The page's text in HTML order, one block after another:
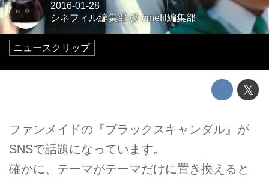
2016-01-28
シネフィル編集部@cinefil編集部
ニュースクリップ
ファンメイドの『ブラックスキャンダル』が
SNSで話題になっています。
確かに、テーマがテーマだけに置き換えると